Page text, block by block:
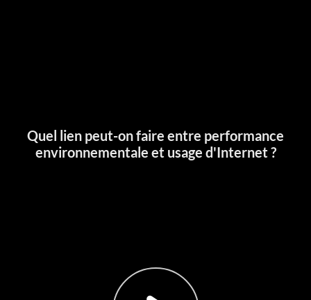
Quel lien peut-on faire entre performance
environnementale et usage d'Internet ?